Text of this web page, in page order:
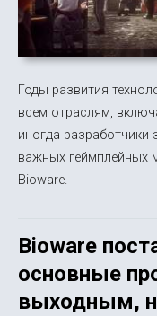
Годы развития
всем отраслям,
иногда
важных геймплейных
Bioware.
Bioware
основные
выходным,